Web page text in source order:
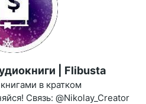
| Flibusta
в кратком
Связь: @Nikolay_Creator